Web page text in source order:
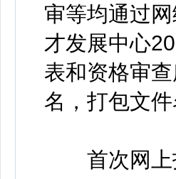
审等均通过
才发展中心
表和资格审
名，打包文
首次网上